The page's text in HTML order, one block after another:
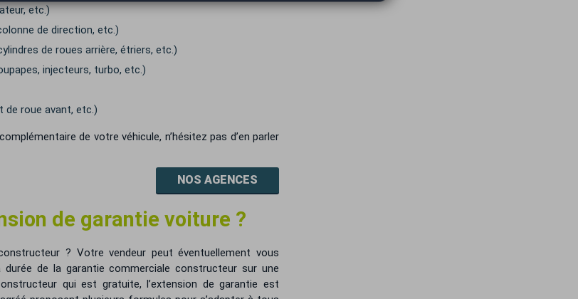
etc.)
de direction, etc.)
de roues arrière, étriers, etc.)
injecteurs, turbo, etc.)
de roue avant, etc.)
de votre véhicule, n’hésitez pas d’en parler
NOS AGENCES
de garantie voiture ?
? Votre vendeur peut éventuellement vous
durée de la garantie commerciale constructeur sur une
qui est gratuite, l’extension de garantie est